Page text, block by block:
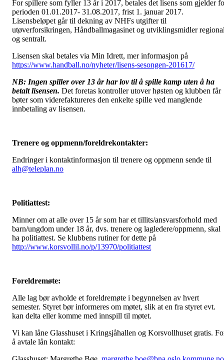
For spillere som fyller 13 år i 2017, betales det lisens som gjelder
perioden 01.01.2017- 31.08.2017, frist 1. januar 2017.
Lisensbeløpet går til dekning av NHFs utgifter til
utøverforsikringen, Håndballmagasinet og utviklingsmidler
og sentralt.
Lisensen skal betales via Min Idrett, mer informasjon på
https://www.handball.no/nyheter/lisens-sesongen-201617/
NB: Ingen spiller over 13 år har lov til å spille kamp uten å ha
betalt lisensen. Det foretas kontroller utover høsten og klubben får
bøter som viderefaktureres den enkelte spille ved manglende
innbetaling av lisensen.
Trenere og oppmenn/foreldrekontakter:
Endringer i kontaktinformasjon til trenere og oppmenn sende til
alh@teleplan.no
Politiattest:
Minner om at alle over 15 år som har et tillits/ansvarsforhold med
barn/ungdom under 18 år, dvs. trenere og lagledere/oppmenn, skal
ha politiattest. Se klubbens rutiner for dette på
http://www.korsvollil.no/p/13970/politiattest
Foreldremøte:
Alle lag bør avholde et foreldremøte i begynnelsen av hvert
semester. Styret bør informeres om møtet, slik at en fra styret evt.
kan delta eller komme med innspill til møtet.
Vi kan låne Glasshuset i Kringsjåhallen og Korsvollhuset gratis.
å avtale lån kontakt: